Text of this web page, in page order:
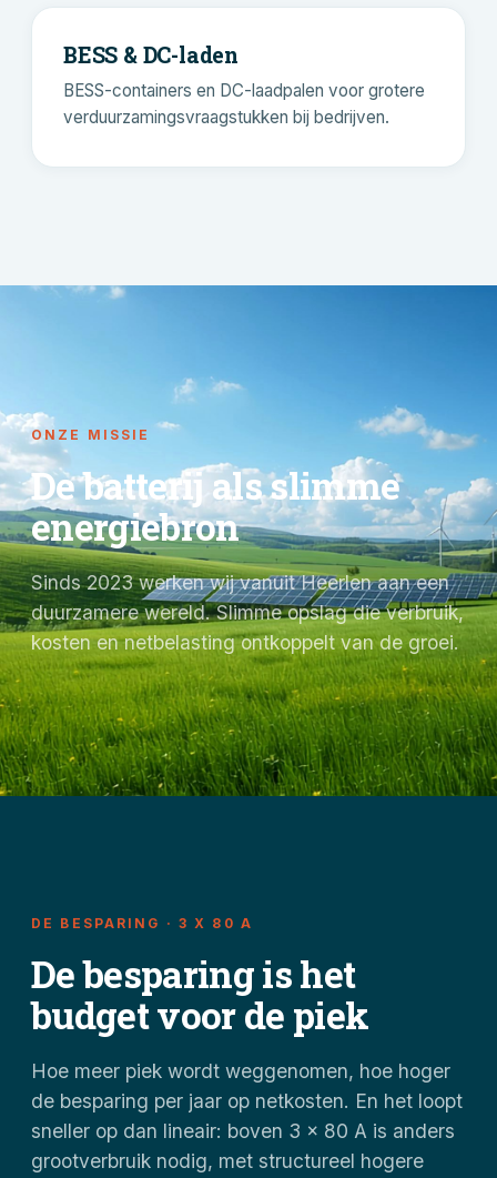
BESS & DC-laden
BESS-containers en DC-laadpalen voor grotere
verduurzamingsvraagstukken bij bedrijven.
ONZE MISSIE
De batterij als slimme
energiebron
Sinds 2023 werken wij vanuit Heerlen aan een
duurzamere wereld. Slimme opslag die verbruik,
kosten en netbelasting ontkoppelt van de groei.
DE BESPARING · 3 X 80 A
De besparing is het
budget voor de piek
Hoe meer piek wordt weggenomen, hoe hoger
de besparing per jaar op netkosten. En het loopt
sneller op dan lineair: boven 3 x 80 A is anders
grootverbruik nodig, met structureel hogere